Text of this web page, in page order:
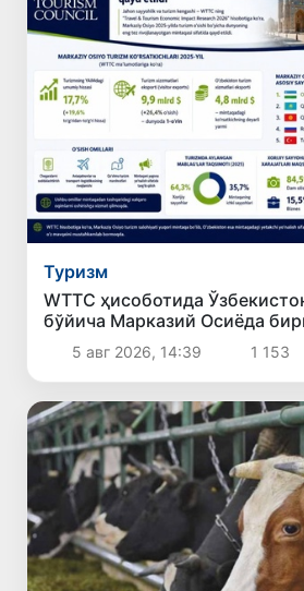
Туризм
WТТC ҳисоботида
бўйича Марказий Осиёда
қайд этилди
5 авг 2026, 14:39 1 153